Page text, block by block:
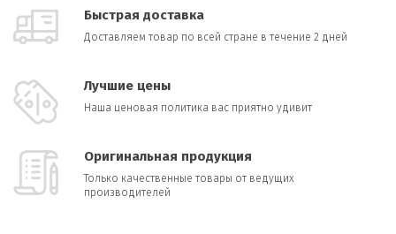
Быстрая доставка
Доставляем товар по всей стране в течение 2 дней
Лучшие цены
Наша ценовая политика вас приятно удивит
Оригинальная продукция
Только качественные товары от ведущих
производителей